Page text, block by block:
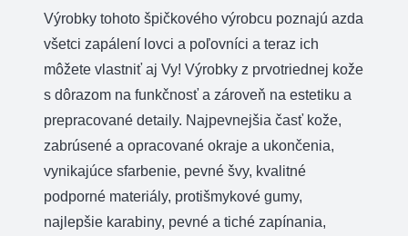
Výrobky tohoto špičkového výrobcu poznajú azda
všetci zapálení lovci a poľovníci a teraz ich
môžete vlastniť aj Vy! Výrobky z prvotriednej kože
s dôrazom na funkčnosť a zároveň na estetiku a
prepracované detaily. Najpevnejšia časť kože,
zabrúsené a opracované okraje a ukončenia,
vynikajúce sfarbenie, pevné švy, kvalitné
podporné materiály, protišmykové gumy,
najlepšie karabiny, pevné a tiché zapínania,